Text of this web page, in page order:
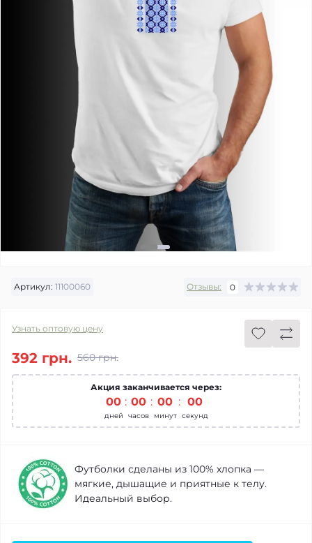
Артикул: 11100060 Отзывы: 0
Узнать оптовую цену
560 грн.
392 грн.
Акция заканчивается через:
00
дней
00
часов
00
минут
00
секунд
Футболки сделаны из 100% хлопка —
мягкие, дышащие и приятные к телу.
Идеальный выбор.